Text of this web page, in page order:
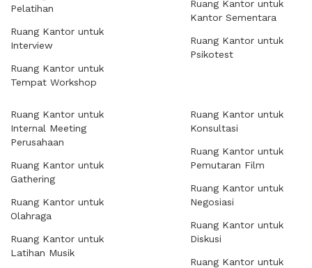
Pelatihan
Ruang Kantor untuk
Interview
Ruang Kantor untuk
Tempat Workshop
Ruang Kantor untuk
Kantor Sementara
Ruang Kantor untuk
Psikotest
Ruang Kantor untuk
Internal Meeting
Perusahaan
Ruang Kantor untuk
Gathering
Ruang Kantor untuk
Olahraga
Ruang Kantor untuk
Latihan Musik
Ruang Kantor untuk
Konsultasi
Ruang Kantor untuk
Pemutaran Film
Ruang Kantor untuk
Negosiasi
Ruang Kantor untuk
Diskusi
Ruang Kantor untuk